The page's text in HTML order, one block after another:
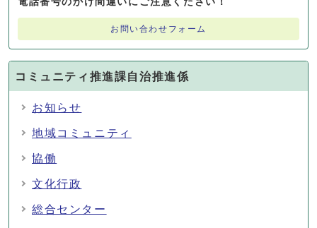
お問い合わせフォーム
コミュニティ推進課自治推進係
お知らせ
地域コミュニティ
協働
文化行政
総合センター